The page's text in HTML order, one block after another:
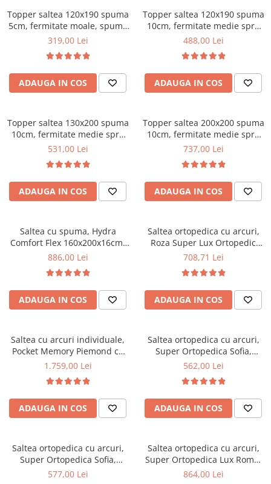
Mobila camera copii
Scaune birou pentru copii
Saltele patuturi copii
Masa si scaune gradinita
Topper saltea 120x190 spuma
5cm, fermitate moale, spuma
poliuretanica, husa fixa
319,00 Lei
ADAUGA IN COS
Topper saltea 120x190 spuma
10cm, fermitate medie spre
tare, spuma poliuretanica,
microfibra, Saltsib
488,00 Lei
ADAUGA IN COS
Topper saltea 130x200 spuma
10cm, fermitate medie spre
tare, spuma poliuretanica,
microfibra, Saltsib
531,00 Lei
ADAUGA IN COS
Topper saltea 200x200 spuma
10cm, fermitate medie spre
tare, spuma poliuretanica,
microfibra, Saltsib
737,00 Lei
ADAUGA IN COS
Saltea cu spuma, Hydra
Comfort Flex 160x200x16cm,
fermitate mediu spre tare,
detasabila, Saltsib
886,00 Lei
ADAUGA IN COS
Saltea ortopedica cu arcuri,
Roza Super Lux Ortopedic
125x190x25cm, fermitate
arcuri Bonell,reversibila,
banda de aerisire spaceair,
greutate maxima sustinuta
100 kg/utilizator, Salt Confort
708,71 Lei
ADAUGA IN COS
Saltea cu arcuri individuale,
Pocket Memory Piemond cu
topper, 160x200x32cm,
memory foam 2,5 cm, husa
matlasata, sistem de aerisire
perimetral, greutate maxima
sustinuta 100 kg/utilizator,
1.759,00 Lei
ADAUGA IN COS
Saltea ortopedica cu arcuri,
Super Ortopedica Sofia,
130x200x20cm, fermitate
fata vara-iarna, sistem
aerisire cu butoni, Saltex
562,00 Lei
ADAUGA IN COS
Saltea ortopedica cu arcuri,
Super Ortopedica Sofia,
135x200x20cm, fermitate
577,00 Lei
Saltea ortopedica cu arcuri,
Super Ortopedica Lux Roma,
140x200x23cm, fermitate tare,
864,00 Lei